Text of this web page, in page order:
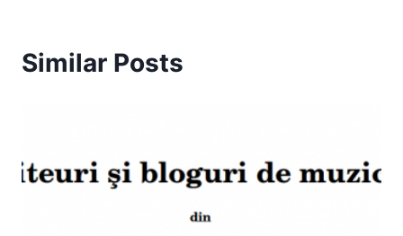
Similar Posts